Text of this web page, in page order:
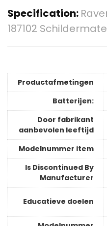
Specification:
187102
Productafmetingen
Batterijen:
Door fabrikant
aanbevolen leeftijd
Modelnummer item
Is Discontinued By
Manufacturer
Educatieve doelen